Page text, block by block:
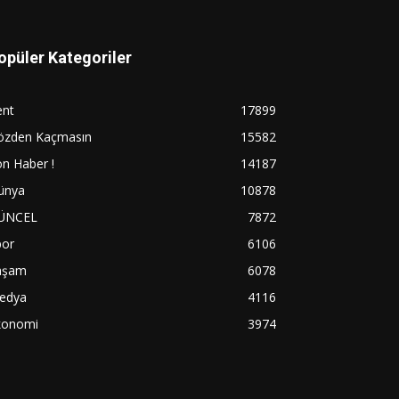
Kategoriler
17899
Kaçmasın
15582
Haber !
14187
10878
7872
6106
6078
4116
3974